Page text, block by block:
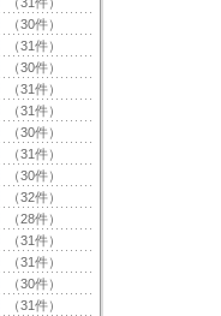
（30件）
（31件）
（30件）
（31件）
（31件）
（30件）
（31件）
（30件）
（32件）
（28件）
（31件）
（31件）
（30件）
（31件）